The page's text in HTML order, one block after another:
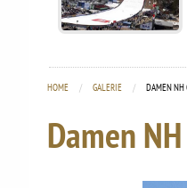
HOME GALERIE CURRENT:
DAMEN NH
Damen